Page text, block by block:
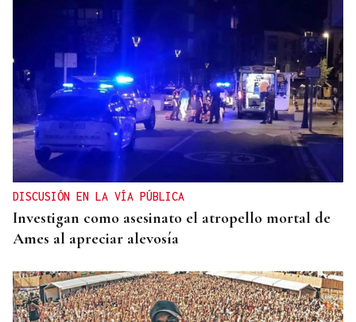
DISCUSIÓN EN LA VÍA PÚBLICA
Investigan como asesinato el atropello mortal de
Ames al apreciar alevosía